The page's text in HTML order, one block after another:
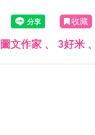
收藏
圖文作家 、 3好米 、